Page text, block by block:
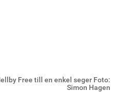
Free till en enkel seger Foto:
Simon Hagen